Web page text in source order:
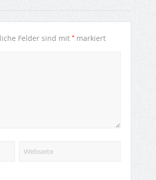
Felder sind mit * markiert